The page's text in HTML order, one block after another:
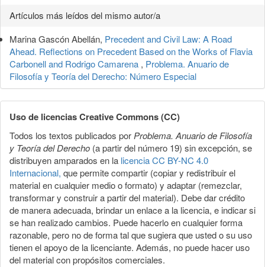
Artículos más leídos del mismo autor/a
Marina Gascón Abellán, Precedent and Civil Law: A Road
Ahead. Reflections on Precedent Based on the Works of Flavia
Carbonell and Rodrigo Camarena , Problema. Anuario de
Filosofía y Teoría del Derecho: Número Especial
Uso de licencias Creative Commons (CC)
Todos los textos publicados por Problema. Anuario de Filosofía
y Teoría del Derecho (a partir del número 19) sin excepción, se
distribuyen amparados en la licencia CC BY-NC 4.0
Internacional, que permite compartir (copiar y redistribuir el
material en cualquier medio o formato) y adaptar (remezclar,
transformar y construir a partir del material). Debe dar crédito
de manera adecuada, brindar un enlace a la licencia, e indicar si
se han realizado cambios. Puede hacerlo en cualquier forma
razonable, pero no de forma tal que sugiera que usted o su uso
tienen el apoyo de la licenciante. Además, no puede hacer uso
del material con propósitos comerciales.